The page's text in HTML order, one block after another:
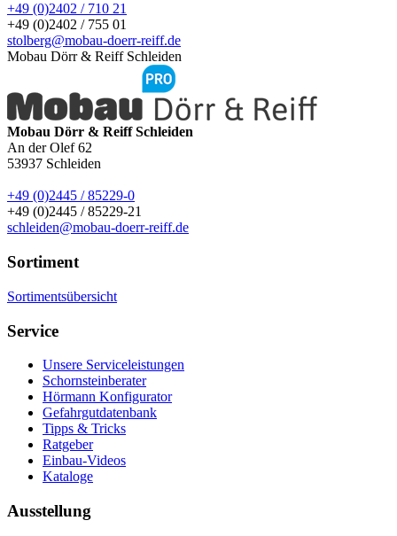
+49 (0)2402 / 710 21
+49 (0)2402 / 755 01
stolberg@mobau-doerr-reiff.de
Mobau Dörr & Reiff Schleiden
Mobau Dörr & Reiff Schleiden
An der Olef 62
53937 Schleiden
+49 (0)2445 / 85229-0
+49 (0)2445 / 85229-21
schleiden@mobau-doerr-reiff.de
Sortiment
Sortimentsübersicht
Service
Unsere Serviceleistungen
Schornsteinberater
Hörmann Konfigurator
Gefahrgutdatenbank
Tipps & Tricks
Ratgeber
Einbau-Videos
Kataloge
Ausstellung